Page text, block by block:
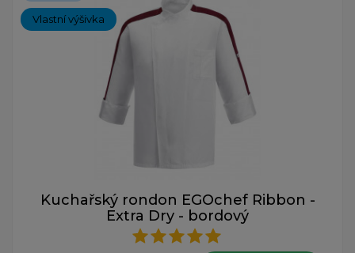
Vlastní výšivka
Kuchařský rondon EGOchef Ribbon -
Extra Dry - bordový